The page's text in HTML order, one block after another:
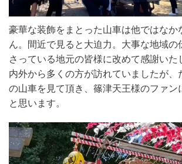
豪華な装飾をまとった山車は他ではなか
ん。間近で見ると大迫力。大事な地域の
さっている地元の皆様に改めて感謝いた
内外から多くの方が訪れていましたが、
の山車を見て頂き、篠津天王様のファン
と思います。